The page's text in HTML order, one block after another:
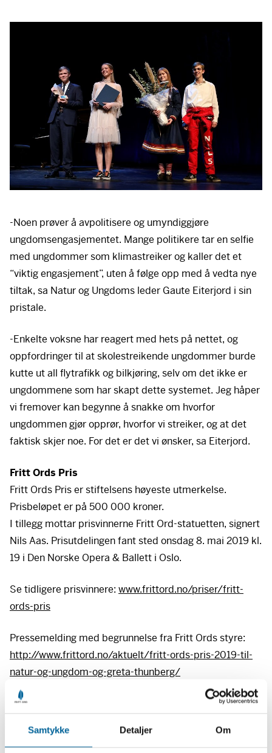
Samtykke Detaljer Om
-Noen prøver å avpolitisere og umyndiggjøre
ungdomsengasjementet. Mange politikere tar en selfie
med ungdommer som klimastreiker og kaller det et
“viktig engasjement”, uten å følge opp med å vedta nye
tiltak, sa Natur og Ungdoms leder Gaute Eiterjord i sin
pristale.
-Enkelte voksne har reagert med hets på nettet, og
oppfordringer til at skolestreikende ungdommer burde
kutte ut all flytrafikk og bilkjøring, selv om det ikke er
ungdommene som har skapt dette systemet. Jeg håper
vi fremover kan begynne å snakke om hvorfor
ungdommen gjør opprør, hvorfor vi streiker, og at det
faktisk skjer noe. For det er det vi ønsker, sa Eiterjord.
Fritt Ords Pris
Fritt Ords Pris er stiftelsens høyeste utmerkelse.
Prisbeløpet er på 500 000 kroner.
I tillegg mottar prisvinnerne Fritt Ord-statuetten, signert
Nils Aas. Prisutdelingen fant sted onsdag 8. mai 2019 kl.
19 i Den Norske Opera & Ballett i Oslo.
Se tidligere prisvinnere: www.frittord.no/priser/fritt-
ords-pris
Pressemelding med begrunnelse fra Fritt Ords styre:
http://www.frittord.no/aktuelt/fritt-ords-pris-2019-til-
natur-og-ungdom-og-greta-thunberg/
Kontakt